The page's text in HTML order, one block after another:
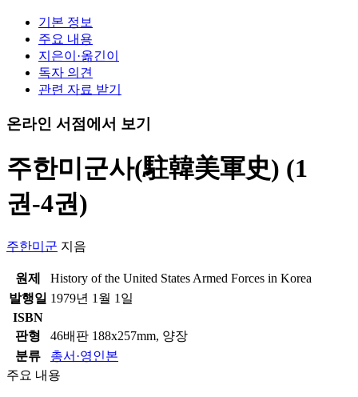
기본 정보
주요 내용
지은이·옮긴이
독자 의견
관련 자료 받기
온라인 서점에서 보기
주한미군사(駐韓美軍史) (1
권-4권)
주한미군 지음
원제
History of the United States Armed Forces in Korea
발행일 1979년 1월 1일
ISBN
판형
46배판 188x257mm, 양장
분류
총서·영인본
주요 내용